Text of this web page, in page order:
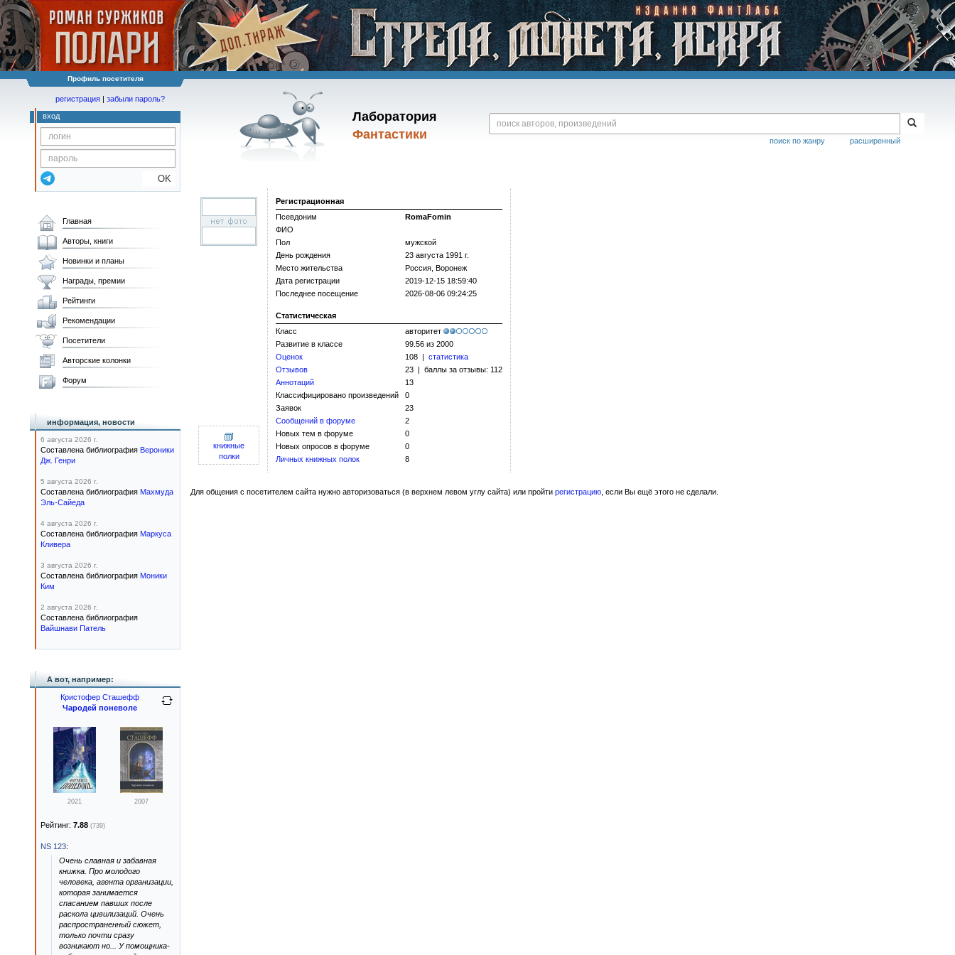
Профиль посетителя
Лаборатория
Фантастики
расширенный
поиск по жанру
регистрация | забыли пароль?
вход
OK
Регистрационная
Псевдоним
RomaFomin
ФИО
Пол
мужской
День рождения
23 августа 1991 г.
Место жительства
Россия, Воронеж
Дата регистрации
2019-12-15 18:59:40
Последнее посещение
2026-08-06 09:24:25
Статистическая
Класс
авторитет
Развитие в классе
99.56 из 2000
Оценок
108 | статистика
Отзывов
23 | баллы за отзывы: 112
Аннотаций
13
Классифицировано произведений
0
Заявок
23
Сообщений в форуме
2
Новых тем в форуме
0
Новых опросов в форуме
0
Личных книжных полок
8
книжные
полки
Для общения с посетителем сайта нужно авторизоваться (в верхнем левом углу сайта) или пройти регистрацию , если Вы ещё этого не сделали.
Главная
Авторы, книги
Новинки и планы
Награды, премии
Рейтинги
Рекомендации
Посетители
Авторские колонки
Форум
информация, новости
6 августа 2026 г.
Составлена библиография Вероники
Дж. Генри
5 августа 2026 г.
Составлена библиография Махмуда
Эль-Сайеда
4 августа 2026 г.
Составлена библиография Маркуса
Кливера
3 августа 2026 г.
Составлена библиография Моники
Ким
2 августа 2026 г.
Составлена библиография
Вайшнави Патель
А вот, например:
Кристофер Сташефф
Чародей поневоле
2021 2007
Рейтинг: 7.88 (739)
NS 123:
Очень славная и забавная
книжка. Про молодого
человека, агента организации,
которая занимается
спасанием павших после
раскола цивилизаций. Очень
распространенный сюжет,
только почти сразу
возникают но... У помощника-